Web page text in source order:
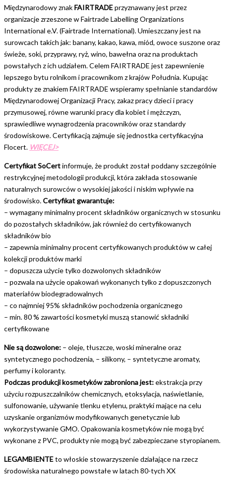
Międzynarodowy znakFAIRTRADEprzyznawany jest przez
organizacje zrzeszone w Fairtrade Labelling Organizations
International e.V. (Fairtrade International). Umieszczany jest na
surowcach takich jak: banany, kakao, kawa, miód, owoce suszone oraz
świeże, soki, przyprawy, ryż, wino, bawełna oraz na produktach
powstałych z ich udziałem. Celem FAIRTRADE jest zapewnienie
lepszego bytu rolnikom i pracownikom z krajów Południa. Kupując
produkty ze znakiem FAIRTRADE wspieramy spełnianie standardów
Międzynarodowej Organizacji Pracy, zakaz pracy dzieci i pracy
przymusowej, równe warunki pracy dla kobiet i mężczyzn,
sprawiedliwe wynagrodzenia pracowników oraz standardy
środowiskowe. Certyfikacją zajmuje się jednostka certyfikacyjna
Flocert. WIĘCEJ>
Certyfikat SoCertinformuje, że produkt został poddany szczególnie
restrykcyjnej metodologii produkcji, która zakłada stosowanie
naturalnych surowców o wysokiej jakości i niskim wpływie na
środowisko.Certyfikat gwarantuje:
– wymagany minimalny procent składników organicznych w stosunku
do pozostałych składników, jak również do certyfikowanych
składników bio
– zapewnia minimalny procent certyfikowanych produktów w całej
kolekcji produktów marki
– dopuszcza użycie tylko dozwolonych składników
– pozwala na użycie opakowań wykonanych tylko z dopuszczonych
materiałów biodegradowalnych
– co najmniej 95% składników pochodzenia organicznego
– min. 80 % zawartości kosmetyki muszą stanowić składniki
certyfikowane
Nie są dozwolone: – oleje, tłuszcze, woski mineralne oraz
syntetycznego pochodzenia, – silikony, – syntetyczne aromaty,
perfumy i koloranty.
Podczas produkcji kosmetyków zabroniona jest:ekstrakcja przy
użyciu rozpuszczalników chemicznych, etoksylacja, naświetlanie,
sulfonowanie, używanie tlenku etylenu, praktyki mające na celu
uzyskanie organizmów modyfikowanych genetycznie lub
wykorzystywanie GMO. Opakowania kosmetyków nie mogą być
wykonane z PVC, produkty nie mogą być zabezpieczane styropianem.
LEGAMBIENTEto włoskie stowarzyszenie działające na rzecz
środowiska naturalnego powstałe w latach 80-tych XX